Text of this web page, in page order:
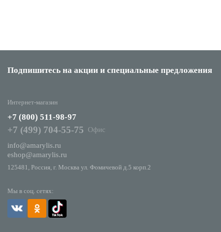
Подпишитесь на акции и специальные предложения
Мы в соц. сетях:
Интернет-магазин
+7 (800) 511-98-97
+7 (499) 704-55-75
Офис
info@amarylis.ru
eshop@amarylis.ru
125481, Россия, г. Москва ул. Фомичевой д.5 корп.2